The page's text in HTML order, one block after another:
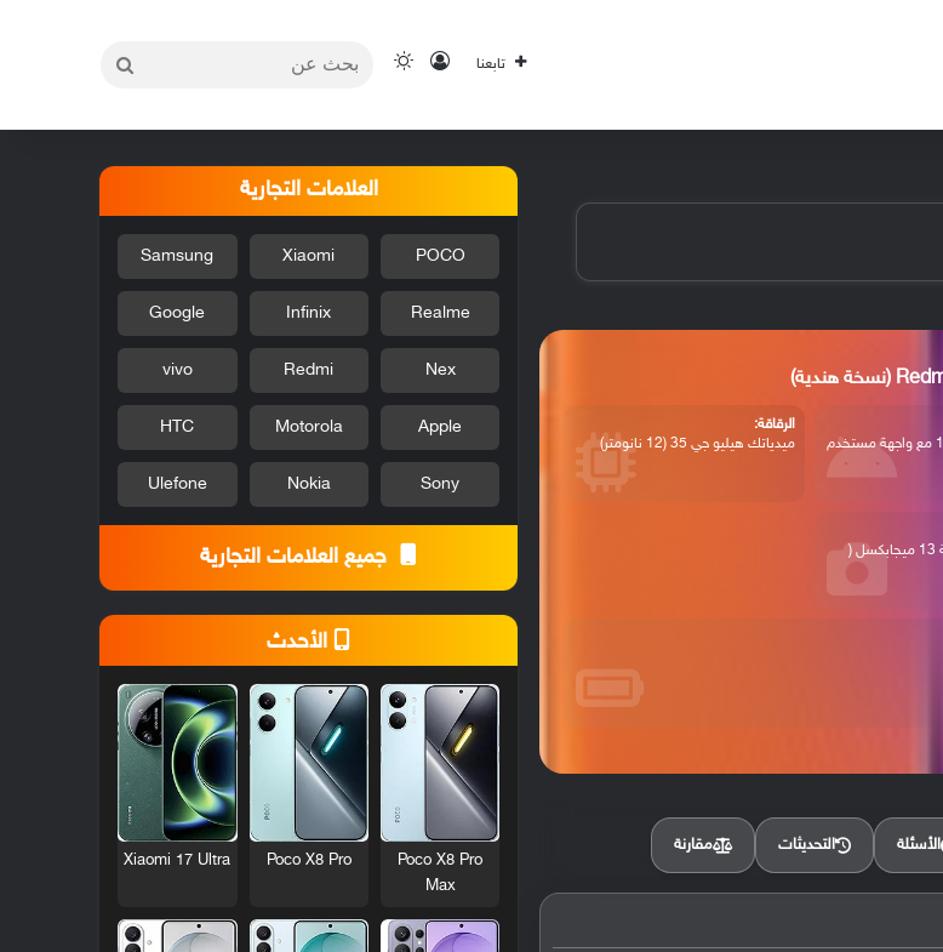
تابعنا تسجيل الدخول
الوضع المظلم
أندرويد إصدار 10.0 مع واجهة مستخدم
الرقاقة:
ميدياتك هيليو جي 35 (12 نانومتر)
عدسة عريضة بدقة 13 ميجابكسل (
الأسئلة التحديثات مقارنة
العلامات التجارية
POCO
Xiaomi
Samsung
Realme
Infinix
Google
Nex
Redmi
vivo
Apple
Motorola
HTC
Sony
Nokia
Ulefone
جميع العلامات التجارية
الأحدث
Poco X8 Pro
Max
Poco X8 Pro
Xiaomi 17 Ultra